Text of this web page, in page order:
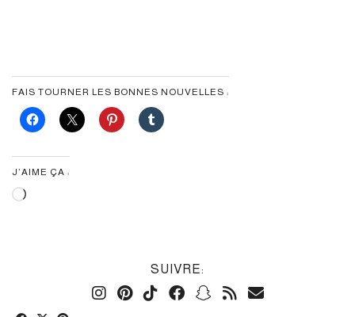
FAIS TOURNER LES BONNES NOUVELLES :
J’AIME ÇA :
Chargement…
SUIVRE: